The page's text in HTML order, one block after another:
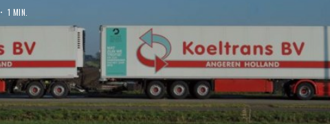
1 MIN.